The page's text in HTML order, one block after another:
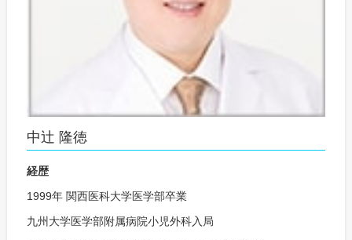
中辻 隆徳
経歴
1999年 関西医科大学医学部卒業
九州大学医学部附属病院小児外科入局